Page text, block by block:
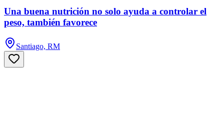
Una buena nutrición no solo ayuda a controlar el
peso, también favorece
Santiago, RM